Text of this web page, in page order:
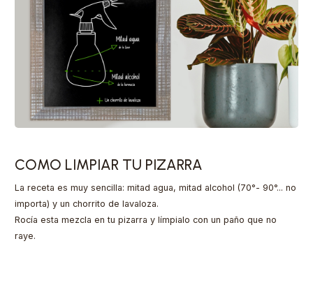
COMO LIMPIAR TU PIZARRA
La receta es muy sencilla: mitad agua, mitad alcohol (70°- 90°... no
importa) y un chorrito de lavaloza.
Rocía esta mezcla en tu pizarra y límpialo con un paño que no
raye.